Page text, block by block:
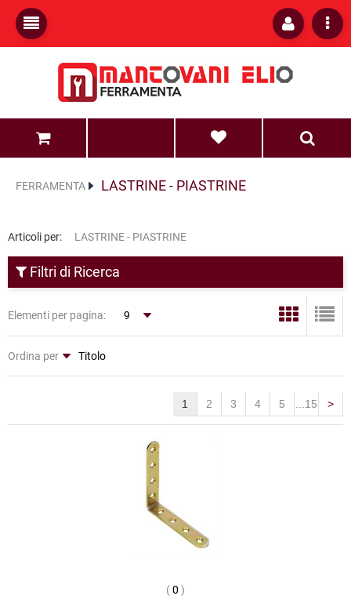
FERRAMENTA LASTRINE - PIASTRINE
Articoli per: LASTRINE - PIASTRINE
Filtri di Ricerca
Elementi per pagina:
Ordina per
1 2 3 4 5 ...15 >
(0 )